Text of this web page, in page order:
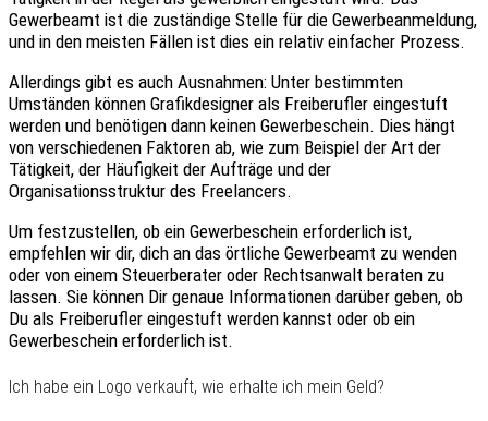
Gewerbeamt ist die zuständige Stelle für die Gewerbeanmeldung,
und in den meisten Fällen ist dies ein relativ einfacher Prozess.
Allerdings gibt es auch Ausnahmen: Unter bestimmten
Umständen können Grafikdesigner als Freiberufler eingestuft
werden und benötigen dann keinen Gewerbeschein. Dies hängt
von verschiedenen Faktoren ab, wie zum Beispiel der Art der
Tätigkeit, der Häufigkeit der Aufträge und der
Organisationsstruktur des Freelancers.
Um festzustellen, ob ein Gewerbeschein erforderlich ist,
empfehlen wir dir, dich an das örtliche Gewerbeamt zu wenden
oder von einem Steuerberater oder Rechtsanwalt beraten zu
lassen. Sie können Dir genaue Informationen darüber geben, ob
Du als Freiberufler eingestuft werden kannst oder ob ein
Gewerbeschein erforderlich ist.
Ich habe ein Logo verkauft, wie erhalte ich mein Geld?